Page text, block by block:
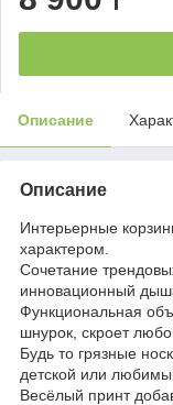
Описание
Описание
Интерьерные
характером.
Сочетание
инновационный
Функциональная
шнурок, скроет
Будь то грязные
детской или
Весёлый принт